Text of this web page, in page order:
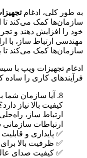
به طور کلی، ادغام
سازمان‌ها کمک می‌کند تا
خود را افزایش دهند و
مهندسی ارتباط ساز، با
سازمان‌ها کمک می‌کند تا
ادغام تجهیزات ویپ با
فرآیندهای کاری را ساده
8. آیا سازمان
ارتباط ساز،
ارتباطات
✅ پایداری و
✅ ظرفیت بالا
✅ کیفیت صدای